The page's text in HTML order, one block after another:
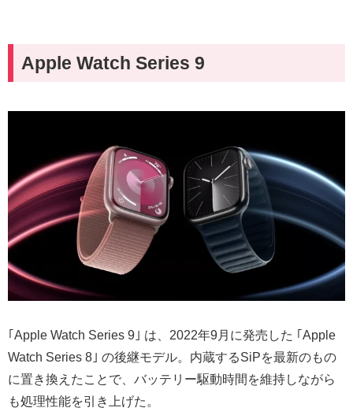
Apple Watch Series 9
｢Apple Watch Series 9｣ は、2022年9月に発売した ｢Apple
Watch Series 8｣ の後継モデル。内蔵するSiPを最新のもの
に置き換えたことで、バッテリー駆動時間を維持しながら
も処理性能を引き上げた。